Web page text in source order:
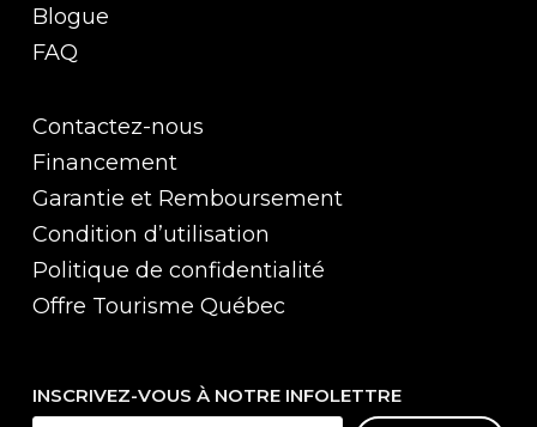
Blogue
FAQ
Contactez-nous
Financement
Garantie et Remboursement
Condition d’utilisation
Politique de confidentialité
Offre Tourisme Québec
INSCRIVEZ-VOUS À NOTRE INFOLETTRE